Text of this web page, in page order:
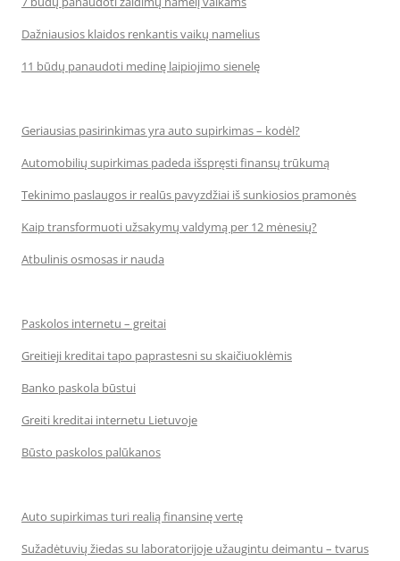
Dažniausios klaidos renkantis vaikų namelius
11 būdų panaudoti medinę laipiojimo sienelę
Geriausias pasirinkimas yra auto supirkimas – kodėl?
Automobilių supirkimas padeda išspręsti finansų trūkumą
Tekinimo paslaugos ir realūs pavyzdžiai iš sunkiosios pramonės
Kaip transformuoti užsakymų valdymą per 12 mėnesių?
Atbulinis osmosas ir nauda
Paskolos internetu – greitai
Greitieji kreditai tapo paprastesni su skaičiuoklėmis
Banko paskola būstui
Greiti kreditai internetu Lietuvoje
Būsto paskolos palūkanos
Auto supirkimas turi realią finansinę vertę
Sužadėtuvių žiedas su laboratorijoje užaugintu deimantu – tvarus